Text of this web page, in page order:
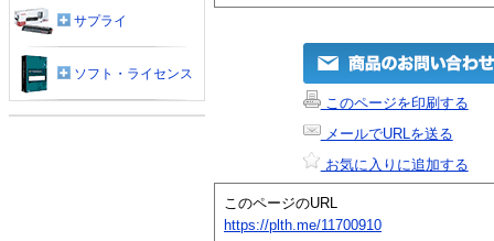
このページを印刷する
メールでURLを送る
お気に入りに追加する
このページのURL
https://plth.me/11700910
サプライ
ソフト・ライセンス